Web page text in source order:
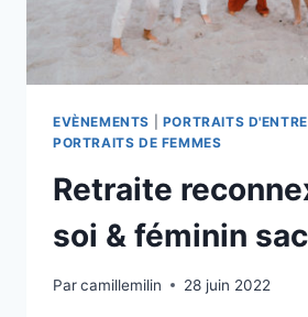
EVÈNEMENTS PORTRAITS
PORTRAITS DE FEMMES
Retraite
soi & féminin
Parcamillemilin 28 juin 2022